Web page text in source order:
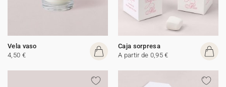
Vela vaso
4,50 €
Caja sorpresa
A partir de 0,95 €